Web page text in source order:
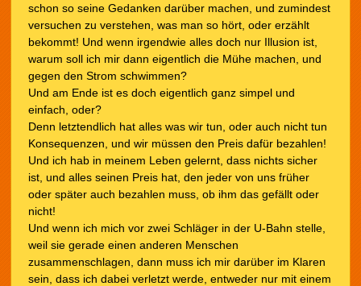
schon so seine Gedanken darüber machen, und zumindest
versuchen zu verstehen, was man so hört, oder erzählt
bekommt! Und wenn irgendwie alles doch nur Illusion ist,
warum soll ich mir dann eigentlich die Mühe machen, und
gegen den Strom schwimmen?
Und am Ende ist es doch eigentlich ganz simpel und
einfach, oder?
Denn letztendlich hat alles was wir tun, oder auch nicht tun
Konsequenzen, und wir müssen den Preis dafür bezahlen!
Und ich hab in meinem Leben gelernt, dass nichts sicher
ist, und alles seinen Preis hat, den jeder von uns früher
oder später auch bezahlen muss, ob ihm das gefällt oder
nicht!
Und wenn ich mich vor zwei Schläger in der U-Bahn stelle,
weil sie gerade einen anderen Menschen
zusammenschlagen, dann muss ich mir darüber im Klaren
sein, dass ich dabei verletzt werde, entweder nur mit einem